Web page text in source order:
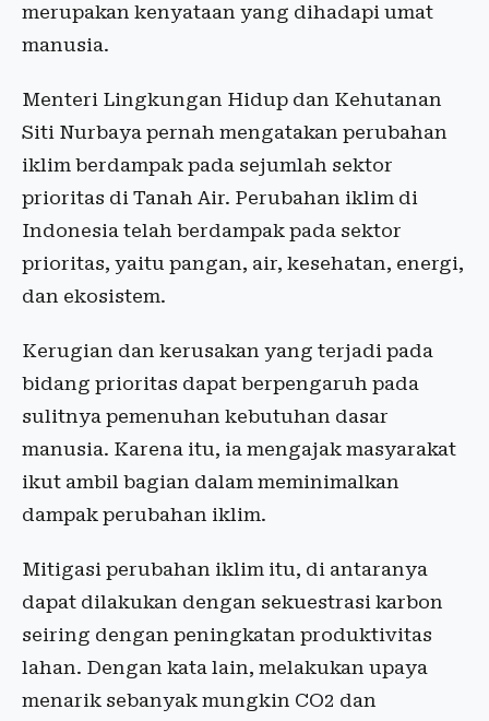
merupakan kenyataan yang dihadapi umat
manusia.
Menteri Lingkungan Hidup dan Kehutanan
Siti Nurbaya pernah mengatakan perubahan
iklim berdampak pada sejumlah sektor
prioritas di Tanah Air. Perubahan iklim di
Indonesia telah berdampak pada sektor
prioritas, yaitu pangan, air, kesehatan, energi,
dan ekosistem.
Kerugian dan kerusakan yang terjadi pada
bidang prioritas dapat berpengaruh pada
sulitnya pemenuhan kebutuhan dasar
manusia. Karena itu, ia mengajak masyarakat
ikut ambil bagian dalam meminimalkan
dampak perubahan iklim.
Mitigasi perubahan iklim itu, di antaranya
dapat dilakukan dengan sekuestrasi karbon
seiring dengan peningkatan produktivitas
lahan. Dengan kata lain, melakukan upaya
menarik sebanyak mungkin CO2 dan